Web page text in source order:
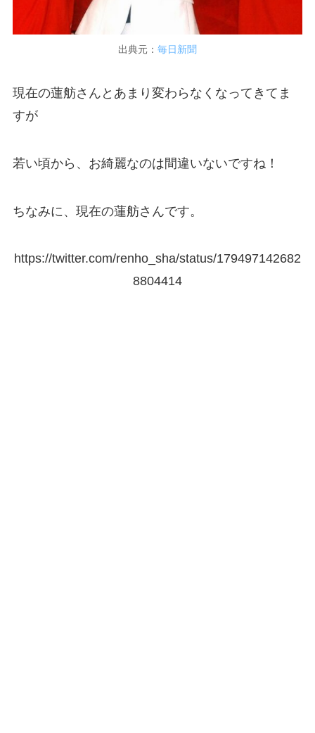
出典元： 毎日新聞
現在の蓮舫さんとあまり変わらなくなってきてま
すが
若い頃から、お綺麗なのは間違いないですね！
ちなみに、現在の蓮舫さんです。
https://twitter.com/renho_sha/status/179497142682
8804414